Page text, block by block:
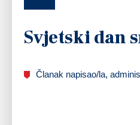
Svjetski dan
Članak napisao/la,